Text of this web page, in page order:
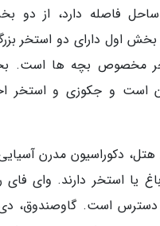
ساحل فاصله دارد، از دو
اول دارای دو استخر
مخصوص بچه ها است.
است و جکوزی و استخر
دکوراسیون مدرن
یا استخر دارند. وای فای
دسترس است. گاوصندوق،